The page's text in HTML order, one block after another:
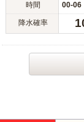
時間 00-06
降水確率